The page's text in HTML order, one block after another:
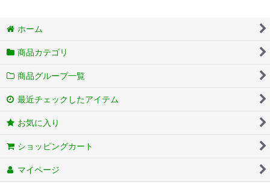
ホーム
商品カテゴリ
商品グループ一覧
最近チェックしたアイテム
お気に入り
ショッピングカート
マイページ